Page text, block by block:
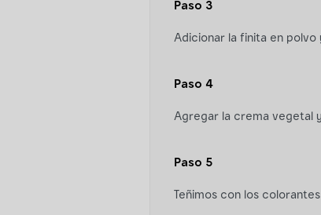
Paso 3
Adicionar la finita en polvo
Paso 4
Agregar la crema vegetal
Paso 5
Teñimos con los